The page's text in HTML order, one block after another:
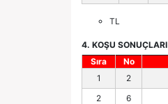
TL
4. KOŞU SONUÇLARI
Sıra
No
1
2
2
6